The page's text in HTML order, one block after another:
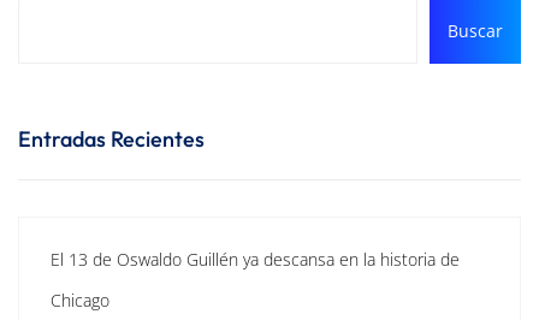
Buscar
Entradas Recientes
El 13 de Oswaldo Guillén ya descansa en la historia de
Chicago